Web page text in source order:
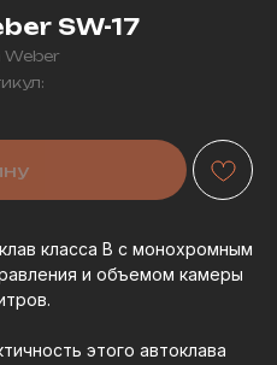
SW-17
Weber
класса В с монохромным
и объемом камеры
этого автоклава